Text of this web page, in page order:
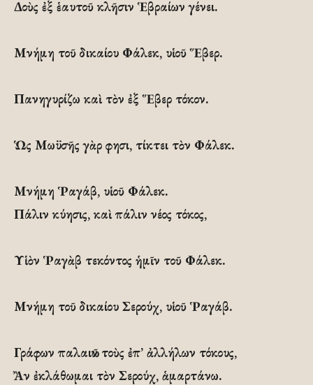
Δοὺς ἐξ ἑαυτοῦ κλῆσιν Ἑβραίων γένει.
Μνήμη τοῦ δικαίου Φάλεκ, υἱοῦ Ἕβερ.
Πανηγυρίζω καὶ τὸν ἐξ Ἕβερ τόκον.
Ὡς Μωϋσῆς γὰρ φησι, τίκτει τὸν Φάλεκ.
Μνήμη Ῥαγάβ, υἱοῦ Φάλεκ.
Πάλιν κύησις, καὶ πάλιν νέος τόκος,
Υἱὸν Ῥαγὰβ τεκόντος ἡμῖν τοῦ Φάλεκ.
Μνήμη τοῦ δικαίου Σερούχ, υἱοῦ Ῥαγάβ.
Γράφων παλαιῶν τοὺς ἐπ’ ἀλλήλων τόκους,
Ἂν ἐκλάθωμαι τὸν Σερούχ, ἁμαρτάνω.